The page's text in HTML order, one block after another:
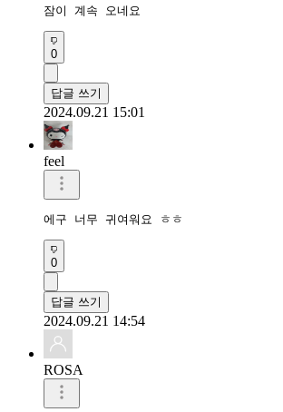
잠이 계속 오네요
0
답글 쓰기
2024.09.21 15:01
feel
에구 너무 귀여워요 ㅎㅎ
0
답글 쓰기
2024.09.21 14:54
ROSA